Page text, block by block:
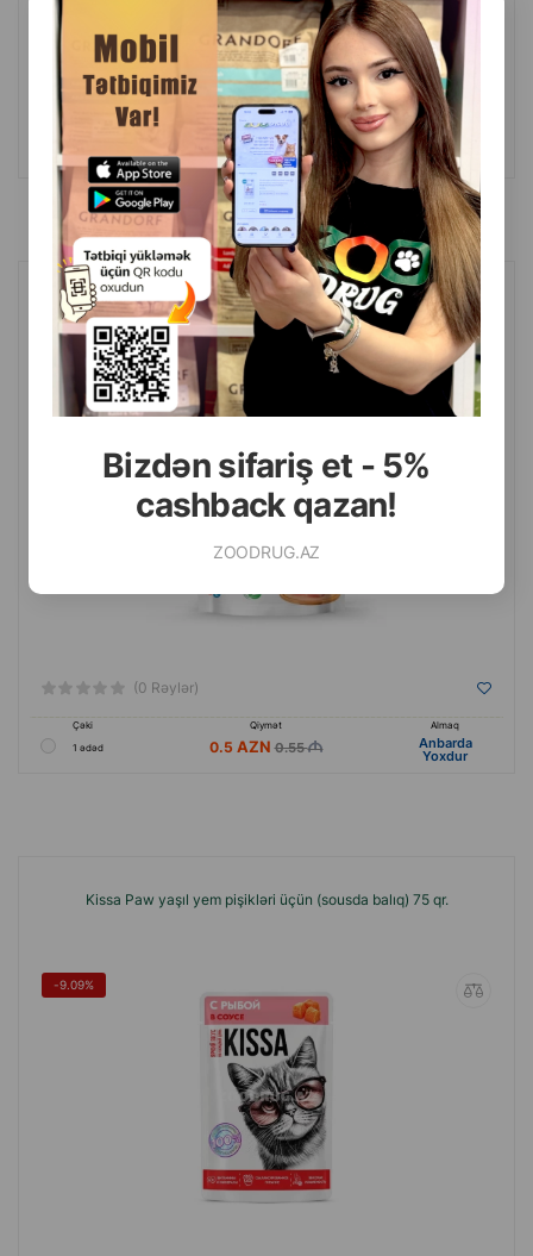
Bizdən sifariş et - 5%
cashback qazan!
ZOODRUG.AZ
(0 Rəylər)
Qiymət
Almaq
0.5 0.55 Anbarda
Yoxdur
Kissa Paw yaşıl yem balalar üçün (sousda toyuq) 75 qr.
(0 Rəylər)
Çəki Qiymət
Almaq
1 ədəd
0.5 0.55 Anbarda
Yoxdur
Kissa Paw yaşıl yem pişikləri üçün (sousda balıq) 75 qr.
-9.09%